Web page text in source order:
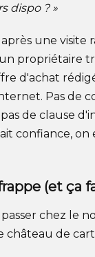
dispo ? »
une visite
propriétaire
d'achat
Pas de
de clause
confiance, on
(et ça
chez le
château de